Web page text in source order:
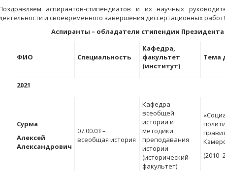
аспирантов-стипендиатов и их научных
и своевременного завершения диссертационных работ!
Аспиранты – обладатели стипендии Президента
ФИО Специальность
Кафедра,
факультет
(институт)
Тема
2021
Сурма
Алексей
Александрович
07.00.03 –
всеобщая история
Кафедра
всеобщей
истории и
методики
преподавания
истории
(исторический
факультет)